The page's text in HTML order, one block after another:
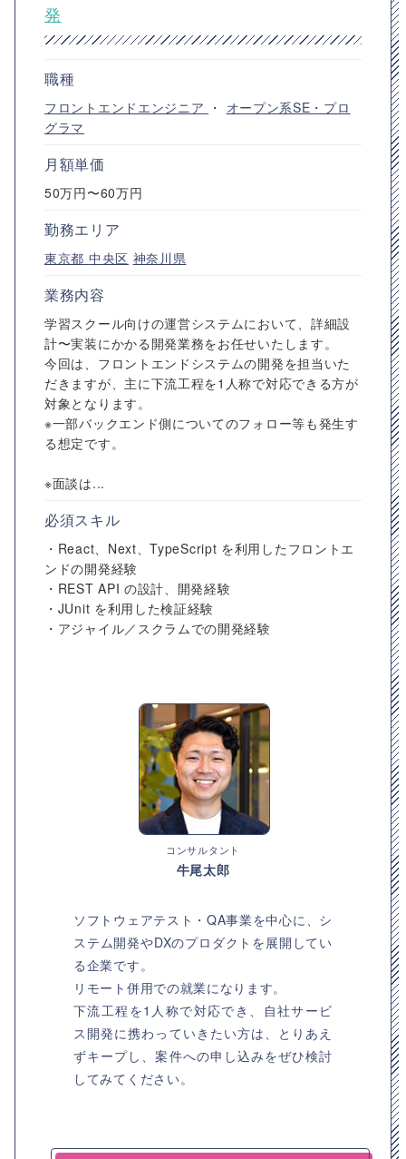
発
職種
フロントエンドエンジニア ・ オープン系SE・プロ
グラマ
月額単価
50万円〜60万円
勤務エリア
東京都 中央区 神奈川県
業務内容
学習スクール向けの運営システムにおいて、詳細設
計〜実装にかかる開発業務をお任せいたします。
今回は、フロントエンドシステムの開発を担当いた
だきますが、主に下流工程を1人称で対応できる方が
対象となります。
※一部バックエンド側についてのフォロー等も発生す
る想定です。
※面談は...
必須スキル
・React、Next、TypeScript を利用したフロントエ
ンドの開発経験
・REST API の設計、開発経験
・JUnit を利用した検証経験
・アジャイル／スクラムでの開発経験
コンサルタント
牛尾太郎
ソフトウェアテスト・QA事業を中心に、シ
ステム開発やDXのプロダクトを展開してい
る企業です。
リモート併用での就業になります。
下流工程を1人称で対応でき、自社サービ
ス開発に携わっていきたい方は、とりあえ
ずキープし、案件への申し込みをぜひ検討
してみてください。